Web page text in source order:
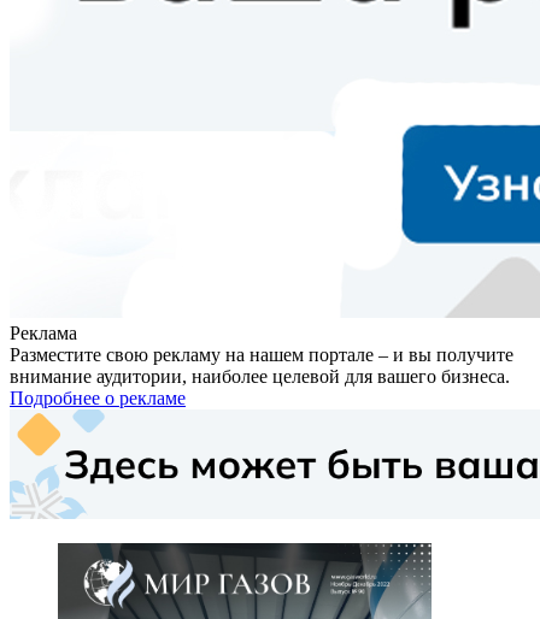
Реклама
Разместите свою рекламу на нашем портале – и вы получите
внимание аудитории, наиболее целевой для вашего бизнеса.
Подробнее о рекламе